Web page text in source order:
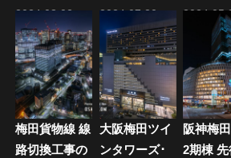
2024.08.02 2024.07.30
梅田貨物線 線
路切換工事の
大阪梅田ツイ
ンタワーズ･
阪神梅
2期棟 先